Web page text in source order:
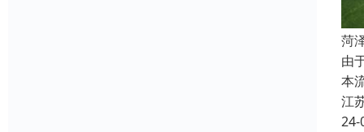
菏
由
本
江
24-